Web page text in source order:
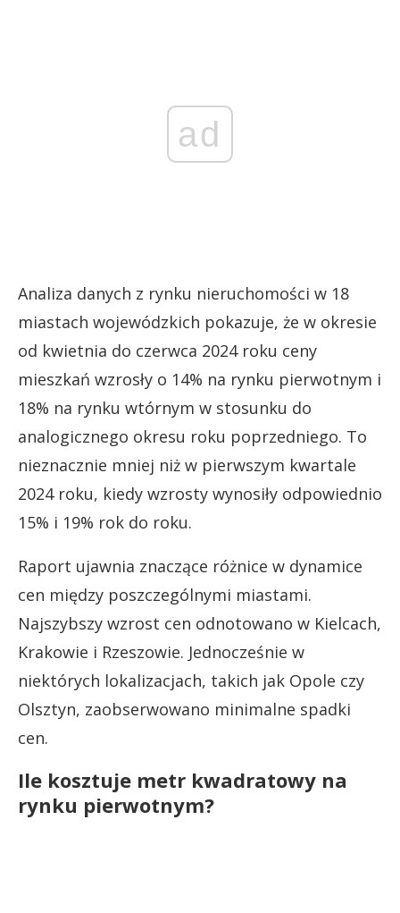
ad
Analiza danych z rynku nieruchomości w 18
miastach wojewódzkich pokazuje, że w okresie
od kwietnia do czerwca 2024 roku ceny
mieszkań wzrosły o 14% na rynku pierwotnym i
18% na rynku wtórnym w stosunku do
analogicznego okresu roku poprzedniego. To
nieznacznie mniej niż w pierwszym kwartale
2024 roku, kiedy wzrosty wynosiły odpowiednio
15% i 19% rok do roku.
Raport ujawnia znaczące różnice w dynamice
cen między poszczególnymi miastami.
Najszybszy wzrost cen odnotowano w Kielcach,
Krakowie i Rzeszowie. Jednocześnie w
niektórych lokalizacjach, takich jak Opole czy
Olsztyn, zaobserwowano minimalne spadki
cen.
Ile kosztuje metr kwadratowy na
rynku pierwotnym?